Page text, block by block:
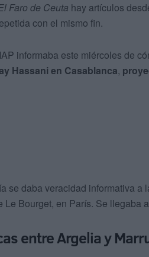
Faro de Ceuta hay artículos
con el mismo fin.
informaba este miércoles de
Hassani en Casablanca,
se daba veracidad informativa
Le Bourget, en París. Se llegaba
entre Argelia y